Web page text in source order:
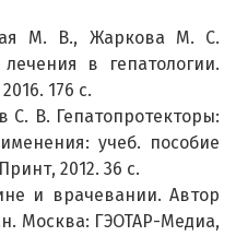
М. В., Жаркова М. С.
в гепатологии.
176 с.
В. Гепатопротекторы:
учеб. пособие
2012. 36 с.
и врачевании. Автор
Москва: ГЭОТАР-Медиа,